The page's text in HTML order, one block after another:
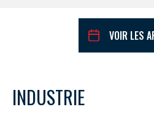
COMMUNIQUÉS DE PRESSE
VOIR LES
L
INDUSTRIE
PAS ENCORE
Rejoignez une filière
Avez-vous un statut